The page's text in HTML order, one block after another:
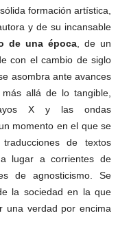
formación artística,
y de su incansable
de una época , de un
con el cambio de siglo
asombra ante avances
allá de lo tangible,
X y las ondas
momento en el que se
de textos
lugar a corrientes de
de agnosticismo. Se
la sociedad en la que
una verdad por encima